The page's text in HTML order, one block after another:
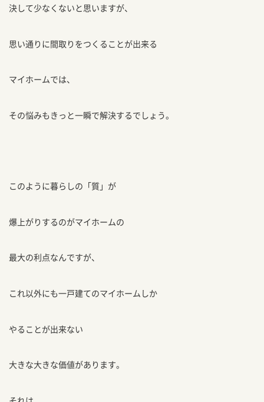
決して少なくないと思いますが、
思い通りに間取りをつくることが出来る
マイホームでは、
その悩みもきっと一瞬で解決するでしょう。
このように暮らしの「質」が
爆上がりするのがマイホームの
最大の利点なんですが、
これ以外にも一戸建てのマイホームしか
やることが出来ない
大きな大きな価値があります。